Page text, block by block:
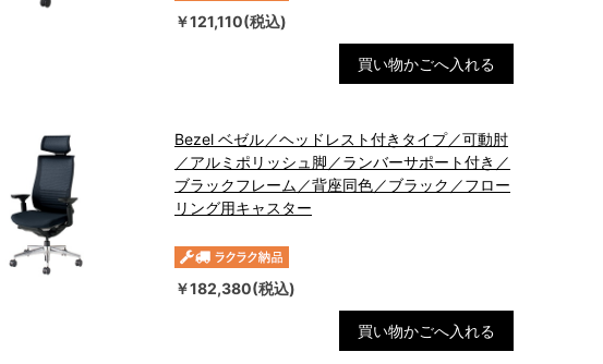
￥121,110(税込)
買い物かごへ入れる
Bezel ベゼル／ヘッドレスト付きタイプ／可動肘
／アルミポリッシュ脚／ランバーサポート付き／
ブラックフレーム／背座同色／ブラック／フロー
リング用キャスター
￥182,380(税込)
買い物かごへ入れる